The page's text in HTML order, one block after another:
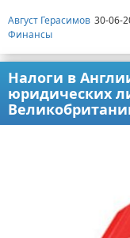
Август Герасимов 30-06-
Финансы
Налоги в
юридических